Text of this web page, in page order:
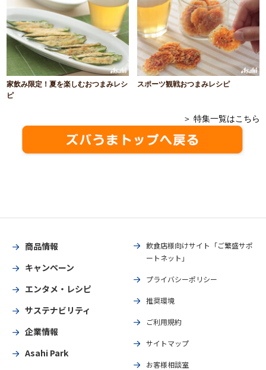
家飲み限定！夏を楽しむおつまみレシ
ピ
スポーツ観戦おつまみレシピ
＞ 特集一覧はこちら
商品情報
キャンペーン
エンタメ・レシピ
サステナビリティ
企業情報
Asahi Park
飲食店様向けサイト「ご繁盛サポ
ートネット」
プライバシーポリシー
推奨環境
ご利用規約
サイトマップ
お客様相談室